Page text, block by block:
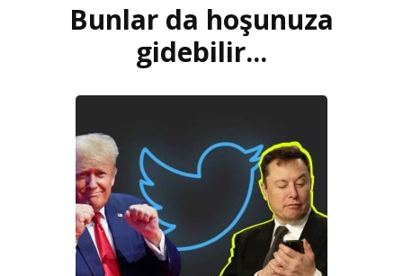
Bunlar da hoşunuza
gidebilir...